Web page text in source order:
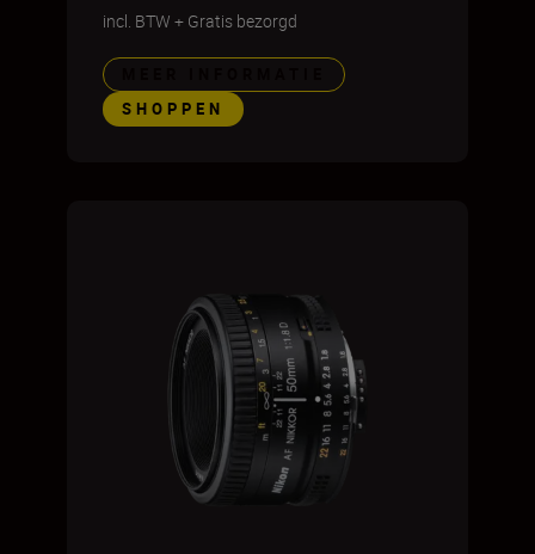
incl. BTW + Gratis bezorgd
SHOPPEN